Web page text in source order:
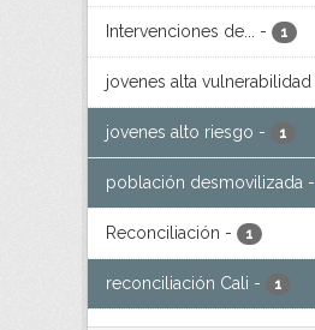
Intervenciones de... - 1
jovenes alta vulnerabilidad
jovenes alto riesgo - 1
población desmovilizada -
Reconciliación - 1
reconciliación Cali - 1